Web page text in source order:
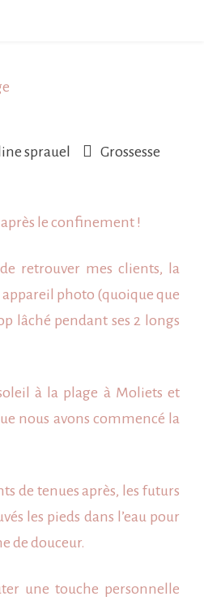
sprauel
Grossesse
le confinement !
retrouver mes clients, la
photo (quoique que
lâché pendant ses 2 longs
à la plage à Moliets et
nous avons commencé la
de tenues après, les futurs
les pieds dans l’eau pour
de douceur.
une touche personnelle